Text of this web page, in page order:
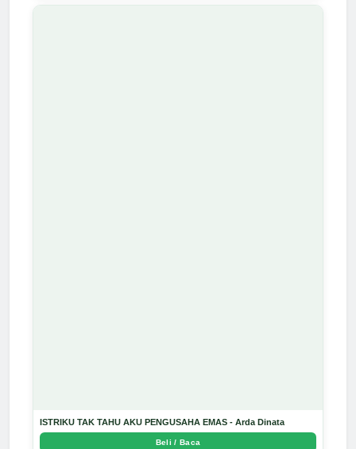
ISTRIKU TAK TAHU AKU PENGUSAHA EMAS - Arda Dinata
Beli / Baca